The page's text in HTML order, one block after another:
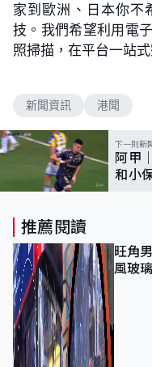
家到歐洲、日本你不
技。我們希望利用電
照掃描，在平台一站式
新聞資訊 港聞
下一則新
阿甲
和小
推薦閱讀
旺角
風玻